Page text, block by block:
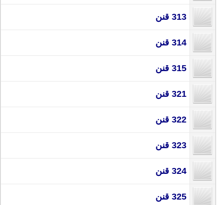
313 قنن
314 قنن
315 قنن
321 قنن
322 قنن
323 قنن
324 قنن
325 قنن